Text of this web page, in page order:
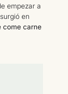
empezar a
en
come carne